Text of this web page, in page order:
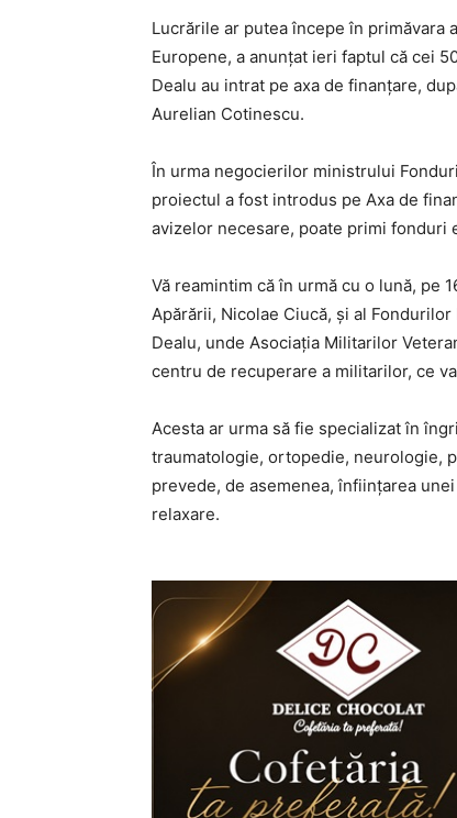
Lucrările ar putea începe în primăvara
Europene, a anunțat ieri faptul că cei
Dealu au intrat pe axa de finanțare,
Aurelian Cotinescu.
În urma negocierilor ministrului
proiectul a fost introdus pe Axa de
avizelor necesare, poate primi fonduri
Vă reamintim că în urmă cu o lună, pe
Apărării, Nicolae Ciucă, și al
Dealu, unde Asociația Militarilor
centru de recuperare a militarilor, ce
Acesta ar urma să fie specializat în
traumatologie, ortopedie, neurologie,
prevede, de asemenea, înființarea
relaxare.